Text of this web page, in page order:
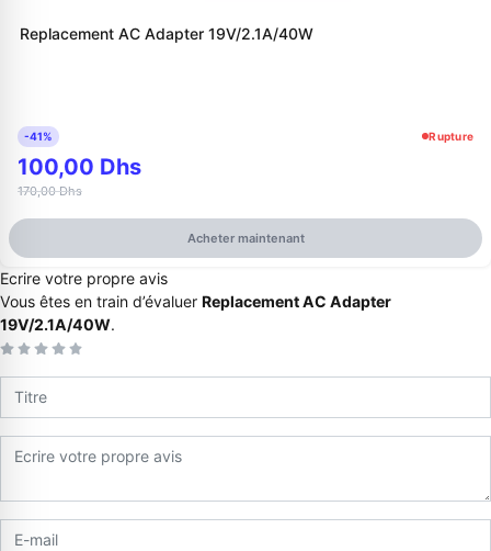
Appelez-nous au
06 37 08 07 06
Replacement AC Adapter 19V/2.1A/40W
-41% Rupture
100,00 Dhs
170,00 Dhs
Acheter maintenant
Ecrire votre propre avis
Vous êtes en train d’évaluer Replacement AC Adapter
19V/2.1A/40W.